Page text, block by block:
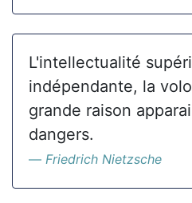
L'intellectualité
indépendante, la
grande raison
dangers.
Friedrich Nietzsche